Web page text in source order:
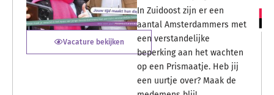
Vacature bekijken
In Zuidoost zijn er een
aantal Amsterdammers met
een verstandelijke
beperking aan het wachten
op een Prismaatje. Heb jij
een uurtje over? Maak de